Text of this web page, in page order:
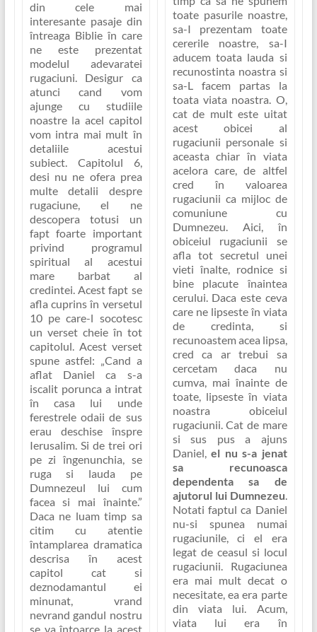
din cele mai
interesante pasaje din
întreaga Biblie în care
ne este prezentat
modelul adevaratei
rugaciuni. Desigur ca
atunci cand vom
ajunge cu studiile
noastre la acel capitol
vom intra mai mult în
detaliile acestui
subiect. Capitolul 6,
desi nu ne ofera prea
multe detalii despre
rugaciune, el ne
descopera totusi un
fapt foarte important
privind programul
spiritual al acestui
mare barbat al
credintei. Acest fapt se
afla cuprins în versetul
10 pe care-l socotesc
un verset cheie în tot
capitolul. Acest verset
spune astfel: „Cand a
aflat Daniel ca s-a
iscalit porunca a intrat
în casa lui unde
ferestrele odaii de sus
erau deschise înspre
Ierusalim. Si de trei ori
pe zi îngenunchia, se
ruga si lauda pe
Dumnezeul lui cum
facea si mai înainte.”
Daca ne luam timp sa
citim cu atentie
întamplarea dramatica
descrisa în acest
capitol cat si
deznodamantul ei
minunat, vrand
nevrand gandul nostru
se va întoarce la acest
toate pasurile noastre,
sa-I prezentam toate
cererile noastre, sa-I
aducem toata lauda si
recunostinta noastra si
sa-L facem partas la
toata viata noastra. O,
cat de mult este uitat
acest obicei al
rugaciunii personale si
aceasta chiar în viata
acelora care, de altfel
cred în valoarea
rugaciunii ca mijloc de
comuniune cu
Dumnezeu. Aici, în
obiceiul rugaciunii se
afla tot secretul unei
vieti înalte, rodnice si
bine placute înaintea
cerului. Daca este ceva
care ne lipseste în viata
de credinta, si
recunoastem acea lipsa,
cred ca ar trebui sa
cercetam daca nu
cumva, mai înainte de
toate, lipseste în viata
noastra obiceiul
rugaciunii. Cat de mare
si sus pus a ajuns
Daniel,el nu s-a jenat
sa recunoasca
dependenta sa de
ajutorul lui Dumnezeu.
Notati faptul ca Daniel
nu-si spunea numai
rugaciunile, ci el era
legat de ceasul si locul
rugaciunii. Rugaciunea
era mai mult decat o
necesitate, ea era parte
din viata lui. Acum,
viata lui era în